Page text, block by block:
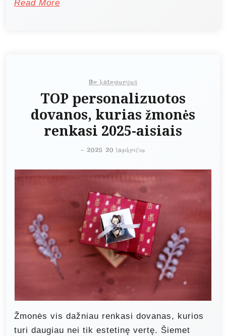
Read More
Be kategorijos
TOP personalizuotos
dovanos, kurias žmonės
renkasi 2025-aisiais
- 2025 20 lapkričio
Žmonės vis dažniau renkasi dovanas, kurios
turi daugiau nei tik estetinę vertę. Šiemet